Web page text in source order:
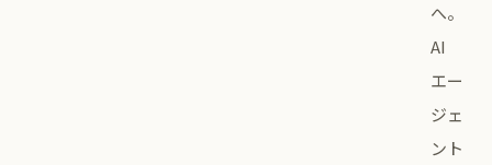
へ。
AI
エー
ジェ
ント